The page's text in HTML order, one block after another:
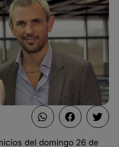
del domingo 26 de